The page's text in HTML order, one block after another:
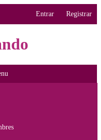
Entrar Registrar